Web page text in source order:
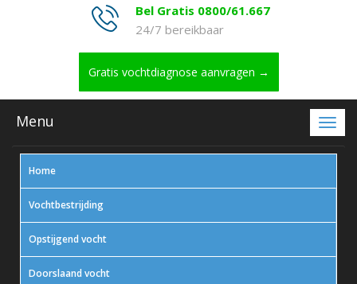
Bel Gratis 0800/61.667
24/7 bereikbaar
Gratis vochtdiagnose aanvragen →
Menu
Home
Vochtbestrijding
Opstijgend vocht
Doorslaand vocht